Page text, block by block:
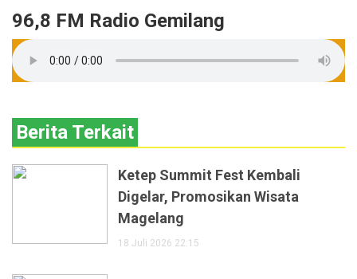
96,8 FM Radio Gemilang
Berita Terkait
Ketep Summit Fest Kembali
Digelar, Promosikan Wisata
Magelang
18 Juli 2026 22:15